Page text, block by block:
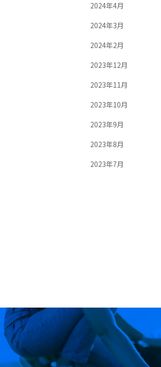
2024年4月
2024年3月
2024年2月
2023年12月
2023年11月
2023年10月
2023年9月
2023年8月
2023年7月